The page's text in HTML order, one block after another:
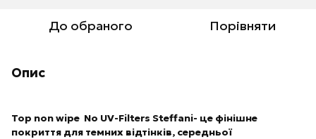
До обраного Порівняти
Опис
Top non wipe No UV-Filters Steffani- це фінішне
покриття для темних відтінків, середньої